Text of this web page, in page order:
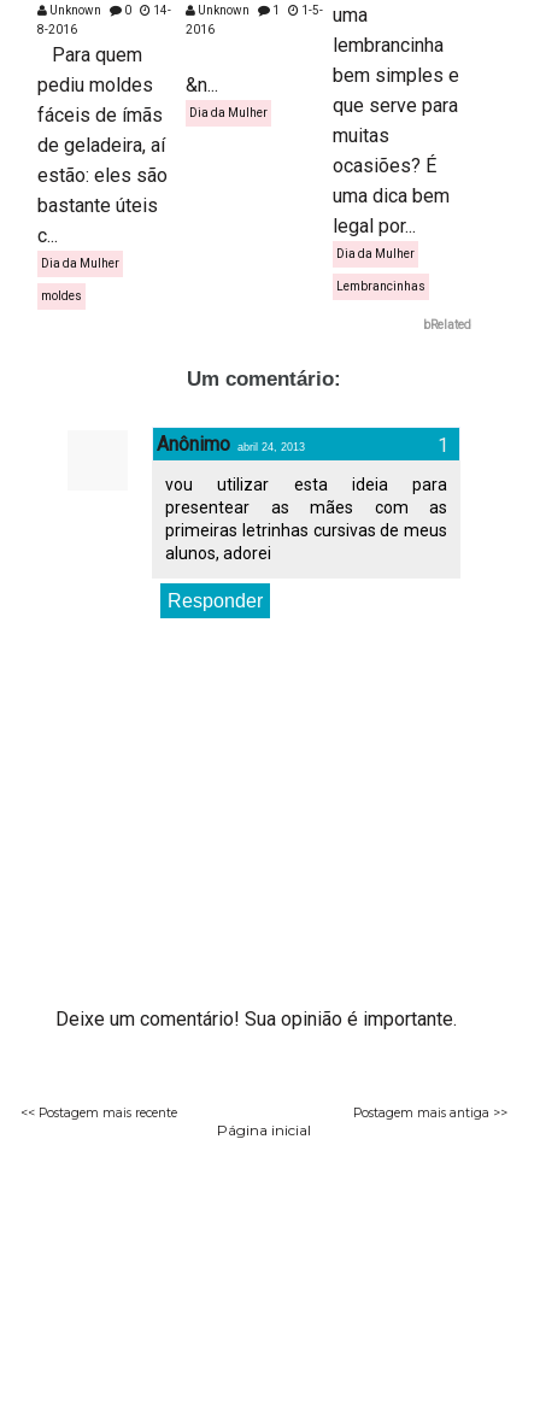
Unknown 0
14-
8-2016
Para quem
pediu moldes
fáceis de ímãs
de geladeira, aí
estão: eles são
bastante úteis
c...
Dia da Mulher
moldes
Unknown 1
1-5-
2016
&n...
Dia da Mulher
uma
lembrancinha
bem simples e
que serve para
muitas
ocasiões? É
uma dica bem
legal por...
Dia da Mulher
Lembrancinhas
bRelated
Um comentário:
Anônimo abril 24, 2013
vou utilizar esta ideia para
presentear as mães com as
primeiras letrinhas cursivas de meus
alunos, adorei
Responder
Deixe um comentário! Sua opinião é importante.
<< Postagem mais recente Postagem mais antiga >>
Página inicial